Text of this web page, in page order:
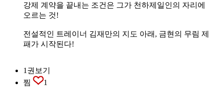
강제 계약을 끝내는 조건은 그가 천하제일인의 자리에
오르는 것!
전설적인 트레이너 김재만의 지도 아래, 금현의 무림 제
패가 시작된다!
1권보기
찜
1